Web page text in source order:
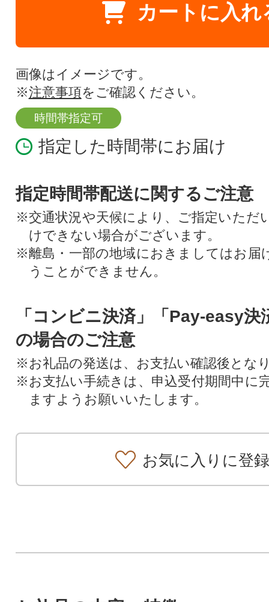
カートに入れ
画像はイメージです。
※注意事項をご確認ください。
時間帯指定可
指定した時間帯にお届け
指定時間帯配送に関するご注意
※交通状況や天候により、ご指定いただ
けできない場合がございます。
※離島・一部の地域におきましてはお届
うことができません。
「コンビニ決済」「Pay-easy決
の場合のご注意
※お礼品の発送は、お支払い確認後とな
※お支払い手続きは、申込受付期間中に
ますようお願いいたします。
お気に入りに登録